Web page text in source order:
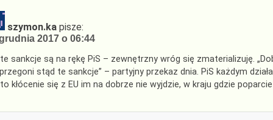
szymon.ka pisze:
2017 o 06:44
sankcje są na rękę PiS – zewnętrzny wróg się zmaterializuję.
stąd te sankcje” – partyjny przekaz dnia. PiS każdym
kłócenie się z EU im na dobrze nie wyjdzie, w kraju gdzie